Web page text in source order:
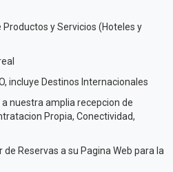
Productos y Servicios (Hoteles y
incluye Destinos Internacionales
nuestra amplia recepcion de
Propia, Conectividad,
Reservas a su Pagina Web para la